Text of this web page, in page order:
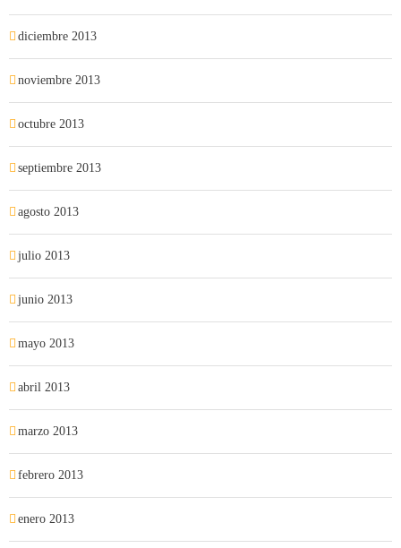
diciembre 2013
noviembre 2013
octubre 2013
septiembre 2013
agosto 2013
julio 2013
junio 2013
mayo 2013
abril 2013
marzo 2013
febrero 2013
enero 2013